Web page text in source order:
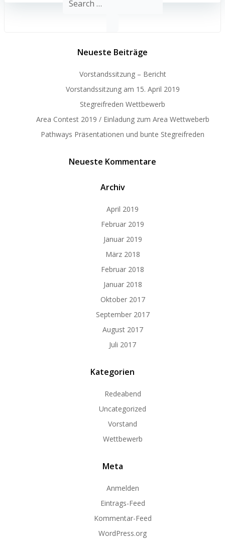
Neueste Beiträge
Vorstandssitzung – Bericht
Vorstandssitzung am 15. April 2019
Stegreifreden Wettbewerb
Area Contest 2019 / Einladung zum Area Wettweberb
Pathways Präsentationen und bunte Stegreifreden
Neueste Kommentare
Archiv
April 2019
Februar 2019
Januar 2019
März 2018
Februar 2018
Januar 2018
Oktober 2017
September 2017
August 2017
Juli 2017
Kategorien
Redeabend
Uncategorized
Vorstand
Wettbewerb
Meta
Anmelden
Eintrags-Feed
Kommentar-Feed
WordPress.org